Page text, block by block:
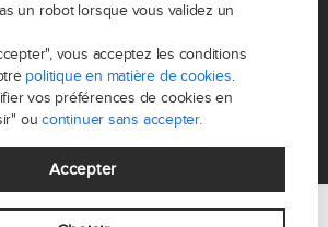
un robot lorsque vous validez un
vous acceptez les conditions
politique en matière de cookies.
vos préférences de cookies en
oucontinuer sans accepter.
Accepter
FREDeLION Boulogne
Neuilly-sur-Seine
FREDeLION Levallois